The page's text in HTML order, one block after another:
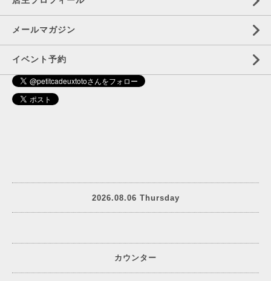
メールマガジン
イベント予約
2026.08.06 Thursday
カウンター